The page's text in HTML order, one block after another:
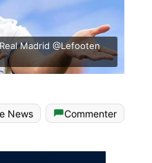
Madrid @Lefooten
News
Commenter